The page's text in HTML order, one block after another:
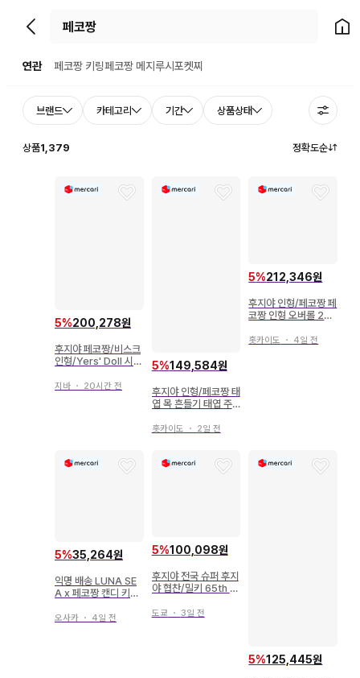
뒤로가기 홈으
연관 페코짱 키링페코짱 메지루시포켓찌
브랜드 카테고리 기간 상품상태
상품1,379 정확도순
5%200,278원
후지야 페코짱/비스크
인형/Yers' Doll 시리
89
지바 ・ 20시간 전
5%149,584원
후지야 인형/페코짱 태
엽 목 흔들기 태엽 주
홋카이도 ・ 2일 전
5%212,346원
후지야 인형/페코짱 페
코짱 인형 오버롤 290
홋카이도 ・ 4일 전
5%35,264원
익명 배송 LUNA SE
A x 페코짱 캔디 키링
오사카 ・ 4일 전
5%100,098원
후지야 전국 슈퍼 후지
야 협찬/밀키 65th a
밀키 고개 흔드는 페코
도쿄 ・ 3일 전
5%125,445원